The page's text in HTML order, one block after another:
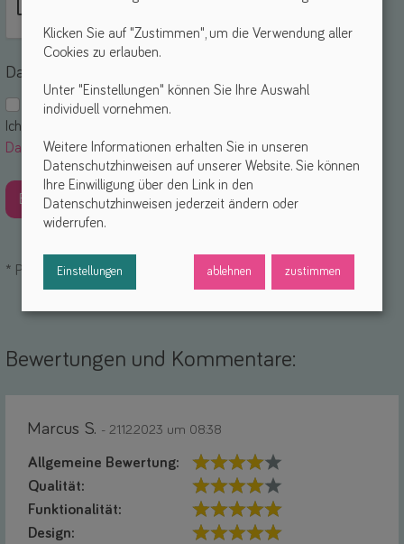
Datenschutz
Ich akzeptiere die
Datenschutzerklärung. *
* Pflichtfelder
Bewertungen und Kommentare:
Marcus S. - 21.12.2023 um 08:38
Allgemeine Bewertung:
Qualität:
Funktionalität:
Design:
Klicken Sie auf "Zustimmen", um die Verwendung aller
Cookies zu erlauben.
Unter "Einstellungen" können Sie Ihre Auswahl
individuell vornehmen.
Weitere Informationen erhalten Sie in unseren
Datenschutzhinweisen auf unserer Website. Sie können
Ihre Einwilligung über den Link in den
Datenschutzhinweisen jederzeit ändern oder
widerrufen.
Einstellungen ablehnen zustimmen